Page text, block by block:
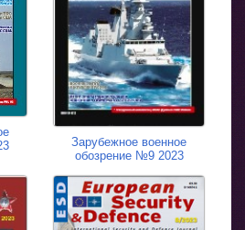
Зарубежное военное
обозрение №9 2023